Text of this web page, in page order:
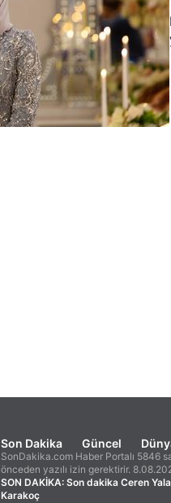
Son Dakika Güncel
SonDakika.com Haber Portalı 5846
önceden yazılı izin gerektirir.
SON DAKİKA: Son dakika Ceren
Karakoç